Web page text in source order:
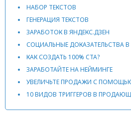
НАБОР ТЕКСТОВ
ГЕНЕРАЦИЯ ТЕКСТОВ
ЗАРАБОТОК В ЯНДЕКС.ДЗЕН
СОЦИАЛЬНЫЕ ДОКАЗАТЕЛЬСТВА
КАК СОЗДАТЬ 100% CTA?
ЗАРАБОТАЙТЕ НА НЕЙМИНГЕ
УВЕЛИЧЬТЕ ПРОДАЖИ С
10 ВИДОВ ТРИГГЕРОВ В